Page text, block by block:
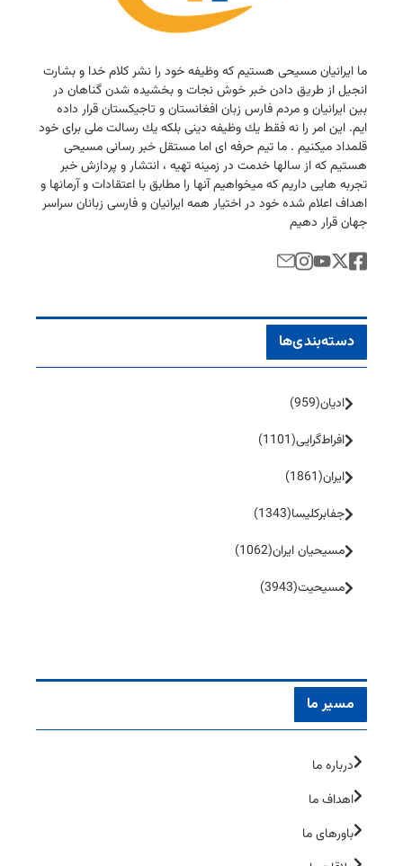
ما ایرانیان مسیحی هستیم كه وظیفه خود را نشر كلام خدا و بشارت
انجیل از طریق دادن خبر خوش نجات و بخشیده شدن گناهان در
بین ایرانیان و مردم فارس زبان افغانستان و تاجیكستان قرار داده
ایم. این امر را نه فقط یك وظیفه دینی بلكه یك رسالت ملی برای خود
قلمداد میكنیم . ما تیم حرفه ای اما مستقل خبر رسانی مسیحی
هستیم كه از سالها خدمت در زمینه تهیه ، انتشار و پردازش خبر
تجربه هایی داریم كه میخواهیم آنها را مطابق با اعتقادات و آرمانها و
اهداف اعلام شده خود در اختیار همه ایرانیان و فارسی زبانان سراسر
جهان قرار دهیم
دسته‌بندی‌ها
ادیان(959)
افراط‌گرایی(1101)
ایران(1861)
جفا‌بر‌کلیسا(1343)
مسیحیان ایران(1062)
مسیحیت(3943)
مسیر ما
درباره ما
اهداف ما
باورهای ما